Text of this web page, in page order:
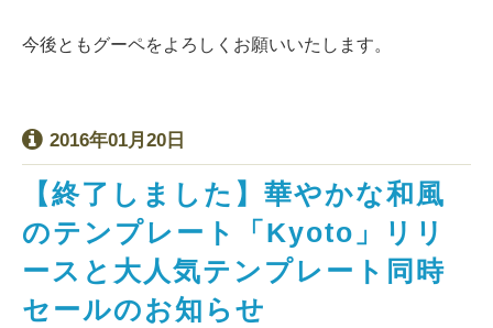
今後ともグーペをよろしくお願いいたします。
2016年01月20日
【終了しました】華やかな和風
のテンプレート「Kyoto」リリ
ースと大人気テンプレート同時
セールのお知らせ